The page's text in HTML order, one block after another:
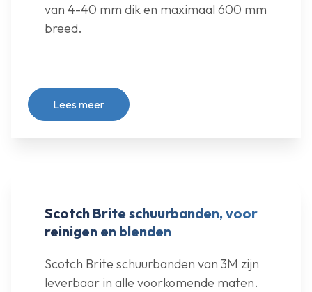
van 4-40 mm dik en maximaal 600 mm
breed.
Lees meer
Scotch Brite schuurbanden, voor
reinigen en blenden
Scotch Brite schuurbanden van 3M zijn
leverbaar in alle voorkomende maten.